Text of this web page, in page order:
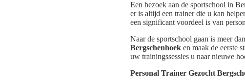
Een bezoek aan de sportschool in
er is altijd een trainer die u kan
een significant voordeel is van
Naar de sportschool gaan is meer
Bergschenhoek en maak de eerste
uw trainingssessies u naar nieuwe
Personal Trainer Gezocht